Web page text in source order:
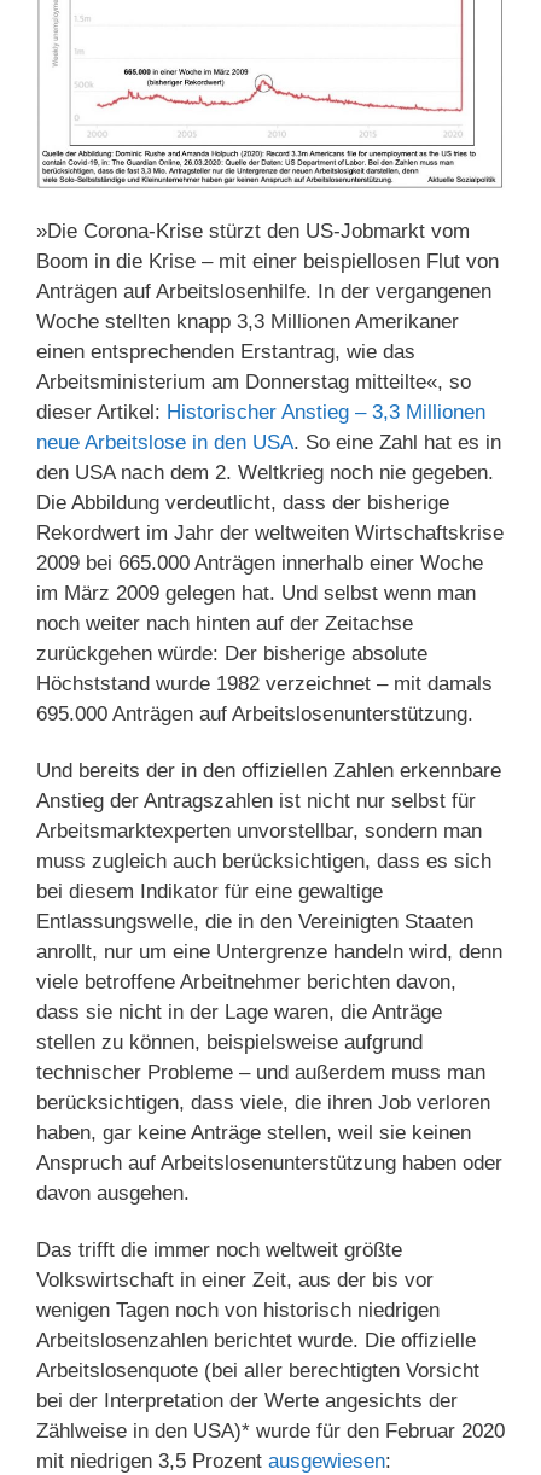
»Die Corona-Krise stürzt den US-Jobmarkt vom
Boom in die Krise – mit einer beispiellosen Flut von
Anträgen auf Arbeitslosenhilfe. In der vergangenen
Woche stellten knapp 3,3 Millionen Amerikaner
einen entsprechenden Erstantrag, wie das
Arbeitsministerium am Donnerstag mitteilte«, so
dieser Artikel: Historischer Anstieg – 3,3 Millionen
neue Arbeitslose in den USA. So eine Zahl hat es in
den USA nach dem 2. Weltkrieg noch nie gegeben.
Die Abbildung verdeutlicht, dass der bisherige
Rekordwert im Jahr der weltweiten Wirtschaftskrise
2009 bei 665.000 Anträgen innerhalb einer Woche
im März 2009 gelegen hat. Und selbst wenn man
noch weiter nach hinten auf der Zeitachse
zurückgehen würde: Der bisherige absolute
Höchststand wurde 1982 verzeichnet – mit damals
695.000 Anträgen auf Arbeitslosenunterstützung.
Und bereits der in den offiziellen Zahlen erkennbare
Anstieg der Antragszahlen ist nicht nur selbst für
Arbeitsmarktexperten unvorstellbar, sondern man
muss zugleich auch berücksichtigen, dass es sich
bei diesem Indikator für eine gewaltige
Entlassungswelle, die in den Vereinigten Staaten
anrollt, nur um eine Untergrenze handeln wird, denn
viele betroffene Arbeitnehmer berichten davon,
dass sie nicht in der Lage waren, die Anträge
stellen zu können, beispielsweise aufgrund
technischer Probleme – und außerdem muss man
berücksichtigen, dass viele, die ihren Job verloren
haben, gar keine Anträge stellen, weil sie keinen
Anspruch auf Arbeitslosenunterstützung haben oder
davon ausgehen.
Das trifft die immer noch weltweit größte
Volkswirtschaft in einer Zeit, aus der bis vor
wenigen Tagen noch von historisch niedrigen
Arbeitslosenzahlen berichtet wurde. Die offizielle
Arbeitslosenquote (bei aller berechtigten Vorsicht
bei der Interpretation der Werte angesichts der
Zählweise in den USA)* wurde für den Februar 2020
mit niedrigen 3,5 Prozent ausgewiesen: